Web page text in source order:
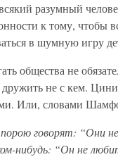
разумный
к тому, чтобы
в шумную игру
общества не
не с кем.
Или, словами
говорят: “Они
нибудь: “Он не